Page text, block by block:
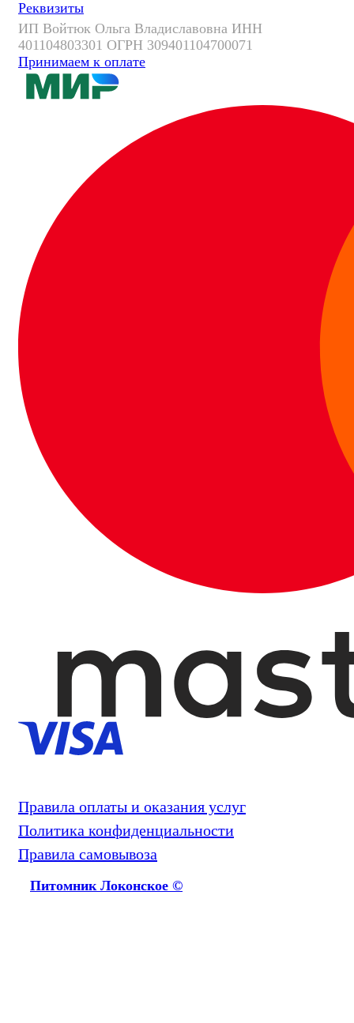
Реквизиты
ИП Войтюк Ольга Владиславовна ИНН
401104803301 ОГРН 309401104700071
Принимаем к оплате
Правила оплаты и оказания услуг
Политика конфиденциальности
Правила самовывоза
Питомник Локонское ©